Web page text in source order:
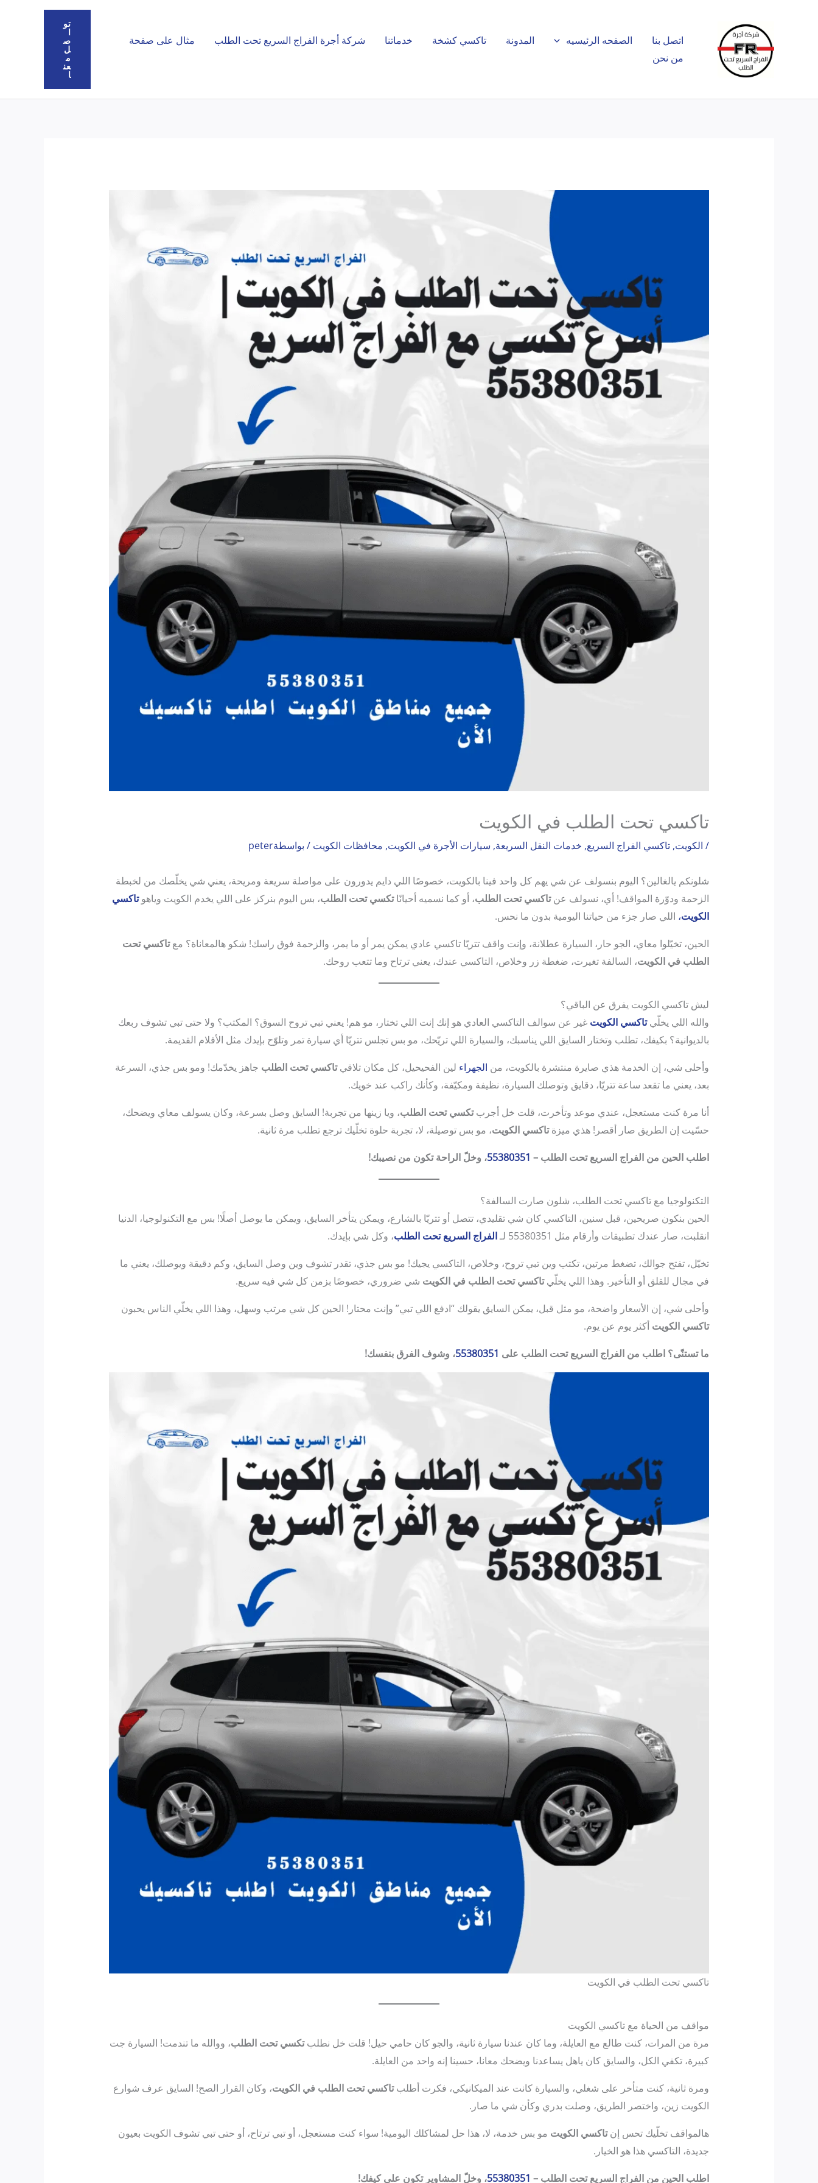
اتصل بنا الصفحه الرئيسيه المدونة تاكسي كشخة خدماتنا شركة أجرة الفراج السريع تحت الطلب
مثال على صفحة
من نحن
تو
ا
ص
ل
م
عن
ا
تاكسي تحت الطلب في الكويت
/ الكويت, تاكسي الفراج السريع, خدمات النقل السريعة, سيارات الأجرة في الكويت, محافظات الكويت / بواسطةpeter
شلونكم يالغالين؟ اليوم بنسولف عن شي يهم كل واحد فينا بالكويت، خصوصًا اللي دايم يدورون على مواصلة سريعة ومريحة، يعني شي يخلّصك من لخبطة
الزحمة ودوّرة المواقف! أي، نسولف عنتاكسي تحت الطلب، أو كما نسميه أحيانًاتكسي تحت الطلب، بس اليوم بنركز على اللي يخدم الكويت وياهوتاكسي
الكويت، اللي صار جزء من حياتنا اليومية بدون ما نحس.
الحين، تخيّلوا معاي، الجو حار، السيارة عطلانة، وإنت واقف تتريّا تاكسي عادي يمكن يمر أو ما يمر، والزحمة فوق راسك! شكو هالمعاناة؟ معتاكسي تحت
الطلب في الكويت، السالفة تغيرت، ضغطة زر وخلاص، التاكسي عندك، يعني ترتاح وما تتعب روحك.
ليش تاكسي الكويت يفرق عن الباقي؟
والله اللي يخلّيتاكسي الكويت غير عن سوالف التاكسي العادي هو إنك إنت اللي تختار، مو هم! يعني تبي تروح السوق؟ المكتب؟ ولا حتى تبي تشوف ربعك
بالديوانية؟ بكيفك، تطلب وتختار السايق اللي يناسبك، والسيارة اللي تريّحك، مو بس تجلس تتريّا أي سيارة تمر وتلوّح بإيدك مثل الأفلام القديمة.
وأحلى شي، إن الخدمة هذي صايرة منتشرة بالكويت، من الجهراء لين الفحيحيل، كل مكان تلاقيتاكسي تحت الطلب جاهز يخدّمك! ومو بس جذي، السرعة
بعد، يعني ما تقعد ساعة تتريّا، دقايق وتوصلك السيارة، نظيفة ومكيّفة، وكأنك راكب عند خويك.
أنا مرة كنت مستعجل، عندي موعد وتأخرت، قلت خل أجربتكسي تحت الطلب، ويا زينها من تجربة! السايق وصل بسرعة، وكان يسولف معاي ويضحك،
حسّيت إن الطريق صار أقصر! هذي ميزةتاكسي الكويت، مو بس توصيلة، لا، تجربة حلوة تخلّيك ترجع تطلب مرة ثانية.
اطلب الحين من الفراج السريع تحت الطلب – 55380351، وخلّ الراحة تكون من نصيبك!
التكنولوجيا مع تاكسي تحت الطلب، شلون صارت السالفة؟
الحين بنكون صريحين، قبل سنين، التاكسي كان شي تقليدي، تتصل أو تتريّا بالشارع، ويمكن يتأخر السايق، ويمكن ما يوصل أصلًا! بس مع التكنولوجيا، الدنيا
انقلبت، صار عندك تطبيقات وأرقام مثل 55380351 لـ
الفراج السريع تحت الطلب، وكل شي بإيدك.
تخيّل، تفتح جوالك، تضغط مرتين، تكتب وين تبي تروح، وخلاص، التاكسي يجيك! مو بس جذي، تقدر تشوف وين وصل السايق، وكم دقيقة ويوصلك، يعني ما
في مجال للقلق أو التأخير. وهذا اللي يخلّيتاكسي تحت الطلب في الكويت شي ضروري، خصوصًا بزمن كل شي فيه سريع.
وأحلى شي، إن الأسعار واضحة، مو مثل قبل، يمكن السايق يقولك “ادفع اللي تبي” وإنت محتار! الحين كل شي مرتب وسهل، وهذا اللي يخلّي الناس يحبون
تاكسي الكويت أكثر يوم عن يوم.
ما تستنّى؟ اطلب من الفراج السريع تحت الطلب على 55380351، وشوف الفرق بنفسك!
تاكسي تحت الطلب في الكويت
مواقف من الحياة مع تاكسي الكويت
مرة من المرات، كنت طالع مع العايلة، وما كان عندنا سيارة ثانية، والجو كان حامي حيل! قلت خل نطلبتكسي تحت الطلب، ووالله ما تندمت! السيارة جت
كبيرة، تكفي الكل، والسايق كان ياهل يساعدنا ويضحك معانا، حسينا إنه واحد من العايلة.
ومرة ثانية، كنت متأخر على شغلي، والسيارة كانت عند الميكانيكي، فكرت أطلبتاكسي تحت الطلب في الكويت، وكان القرار الصح! السايق عرف شوارع
الكويت زين، واختصر الطريق، وصلت بدري وكأن شي ما صار.
هالمواقف تخلّيك تحس إنتاكسي الكويت مو بس خدمة، لا، هذا حل لمشاكلك اليومية! سواء كنت مستعجل، أو تبي ترتاح، أو حتى تبي تشوف الكويت بعيون
جديدة، التاكسي هذا هو الخيار.
اطلب الحين من الفراج السريع تحت الطلب – 55380351، وخلّ المشاوير تكون على كيفك!